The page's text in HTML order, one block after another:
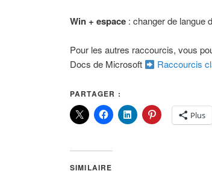
Win + espace : changer de langue
Pour les autres raccourcis, vous
Docs de Microsoft
Raccourcis
PARTAGER :
Plus
SIMILAIRE